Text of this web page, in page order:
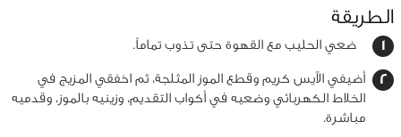
الطريقة
ضعي الحليب مع القهوة حتى تذوب تماماً.
أضيفي الآيس كريم وقطع الموز المثلجة، ثم اخفقي المزيج في
الخلاط الكهربائي وضعيه في أكواب التقديم، وزينيه بالموز، وقدميه
مباشرة.